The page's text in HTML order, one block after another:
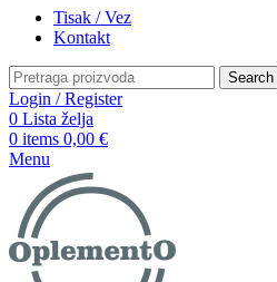
Tisak / Vez
Kontakt
Search
Login / Register
0 Lista želja
0 items 0,00 €
Menu